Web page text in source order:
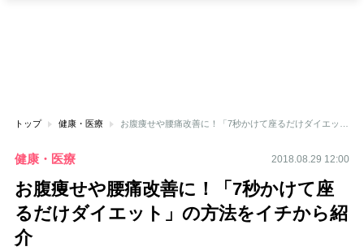
トップ 健康・医療
健康・医療 2018.08.29 12:00
お腹痩せや腰痛改善に！「7秒かけて座
るだけダイエット」の方法をイチから紹
介